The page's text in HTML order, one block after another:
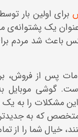
برای اولین بار
یک
باعث شد مردم
پس از فروش،
گوشی موبایل
این مشکلات را
که به
خیال شما را از